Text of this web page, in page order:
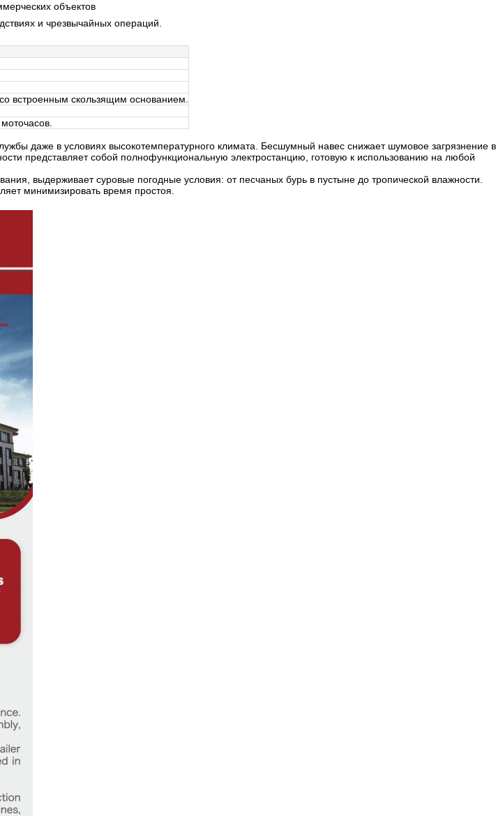
объектов
и чрезвычайных операций.
встроенным скользящим основанием.
даже в условиях высокотемпературного климата. Бесшумный навес снижает шумовое загрязнение в
представляет собой полнофункциональную электростанцию, готовую к использованию на любой
выдерживает суровые погодные условия: от песчаных бурь в пустыне до тропической влажности.
минимизировать время простоя.